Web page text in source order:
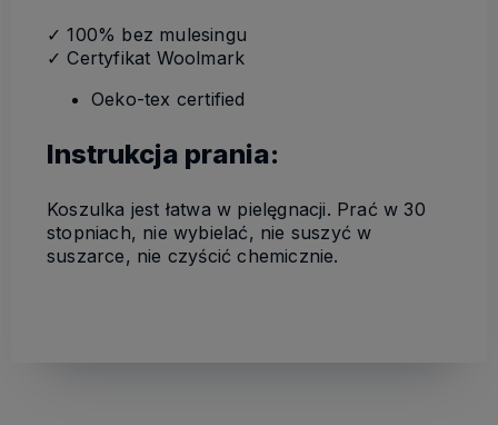
✓ 100% bez mulesingu
✓ Certyfikat Woolmark
Oeko-tex certified
Instrukcja prania:
Koszulka jest łatwa w pielęgnacji. Prać w 30
stopniach, nie wybielać, nie suszyć w
suszarce, nie czyścić chemicznie.